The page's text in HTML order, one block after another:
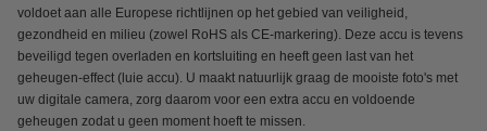
voldoet aan alle Europese richtlijnen op het gebied van veiligheid,
gezondheid en milieu (zowel RoHS als CE-markering). Deze accu is tevens
beveiligd tegen overladen en kortsluiting en heeft geen last van het
geheugen-effect (luie accu). U maakt natuurlijk graag de mooiste foto's met
uw digitale camera, zorg daarom voor een extra accu en voldoende
geheugen zodat u geen moment hoeft te missen.